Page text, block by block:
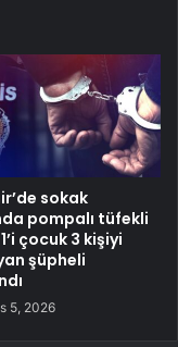
sokak
pompalı tüfekli
çocuk 3 kişiyi
şüpheli
5, 2026